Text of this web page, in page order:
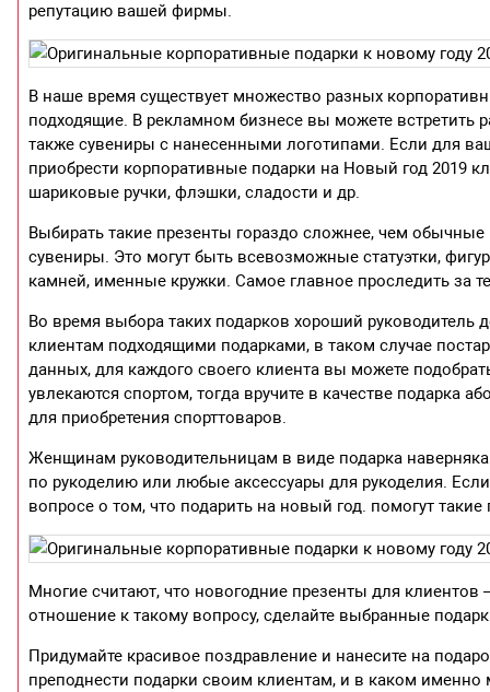
репутацию вашей фирмы.
В наше время существует множество разных
подходящие. В рекламном бизнесе вы можете
также сувениры с нанесенными логотипами. Если для
приобрести корпоративные подарки на Новый год 2019
шариковые ручки, флэшки, сладости и др.
Выбирать такие презенты гораздо сложнее, чем
сувениры. Это могут быть всевозможные статуэтки,
камней, именные кружки. Самое главное проследить за
Во время выбора таких подарков хороший
клиентам подходящими подарками, в таком случае
данных, для каждого своего клиента вы можете
увлекаются спортом, тогда вручите в качестве подарка
для приобретения спорттоваров.
Женщинам руководительницам в виде подарка
по рукоделию или любые аксессуары для рукоделия.
вопросе о том, что подарить на новый год. помогут
Многие считают, что новогодние презенты для клиентов
отношение к такому вопросу, сделайте выбранные
Придумайте красивое поздравление и нанесите на
преподнести подарки своим клиентам, и в каком именно